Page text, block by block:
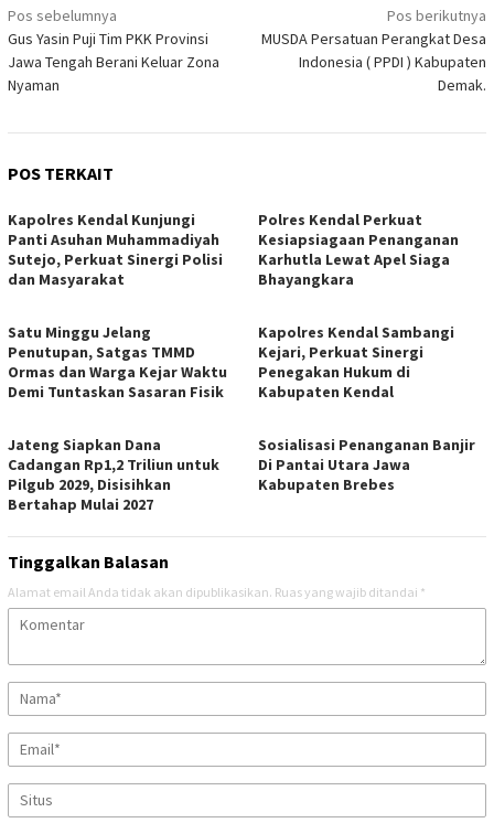
Navigasi
pos
Pos sebelumnya
Gus Yasin Puji Tim PKK Provinsi
Jawa Tengah Berani Keluar Zona
Nyaman
Pos berikutnya
MUSDA Persatuan Perangkat Desa
Indonesia ( PPDI ) Kabupaten
Demak.
POS TERKAIT
Kapolres Kendal Kunjungi
Panti Asuhan Muhammadiyah
Sutejo, Perkuat Sinergi Polisi
dan Masyarakat
Polres Kendal Perkuat
Kesiapsiagaan Penanganan
Karhutla Lewat Apel Siaga
Bhayangkara
Satu Minggu Jelang
Penutupan, Satgas TMMD
Ormas dan Warga Kejar Waktu
Demi Tuntaskan Sasaran Fisik
Kapolres Kendal Sambangi
Kejari, Perkuat Sinergi
Penegakan Hukum di
Kabupaten Kendal
Jateng Siapkan Dana
Cadangan Rp1,2 Triliun untuk
Pilgub 2029, Disisihkan
Bertahap Mulai 2027
Sosialisasi Penanganan Banjir
Di Pantai Utara Jawa
Kabupaten Brebes
Tinggalkan Balasan
Alamat email Anda tidak akan dipublikasikan. Ruas yang wajib ditandai *